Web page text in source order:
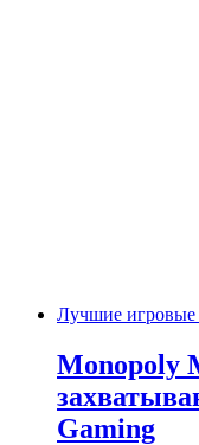
Лучшие игровые
Monopoly
Gaming